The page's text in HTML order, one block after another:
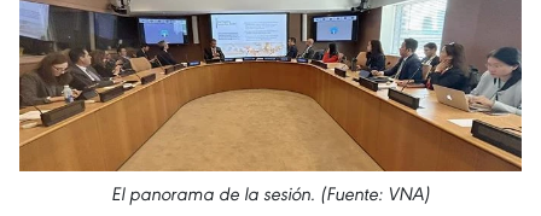
El panorama de la sesión. (Fuente: VNA)